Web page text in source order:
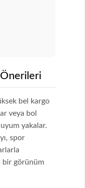
bel kargo
veya bol
yakalar.
spor
bir görünüm